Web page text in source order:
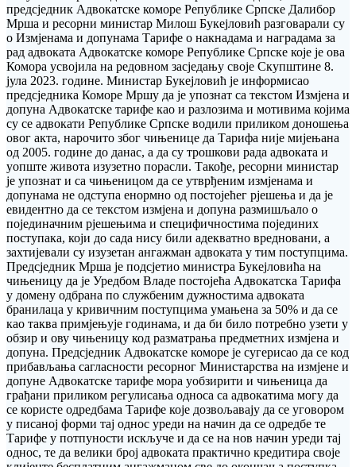
предсједник Адвокатске коморе Републике Српске Далибор
Мрша и ресорни министар Милош Букејловић разговарали су
о Измјенама и допунама Тарифе о накнадама и наградама за
рад адвоката Адвокатске коморе Републике Српске које је ова
Комора усвојила на редовном засједању своје Скупштине 8.
јула 2023. године. Министар Букејловић је информисао
предсједника Коморе Мршу да је упознат са текстом Измјена и
допуна Адвокатске тарифе као и разлозима и мотивима којима
су се адвокати Републике Српске водили приликом доношења
овог акта, нарочито због чињенице да Тарифа није мијењана
од 2005. године до данас, а да су трошкови рада адвоката и
уопште живота изузетно порасли. Такође, ресорни министар
је упознат и са чињеницом да се утврђеним измјенама и
допунама не одступа енормно од постојећег рјешења и да је
евидентно да се текстом измјена и допуна размишљало о
појединачним рјешењима и специфичностима појединих
поступака, који до сада нису били адекватно вредновани, а
захтијевали су изузетан ангажман адвоката у тим поступцима.
Предсједник Мрша је подсјетио министра Букејловића на
чињеницу да је Уредбом Владе постојећа Адвокатска Тарифа
у домену одбрана по службеним дужностима адвоката
бранилаца у кривичним поступцима умањена за 50% и да се
као таква примјењује годинама, и да би било потребно узети у
обзир и ову чињеницу код разматрања предметних измјена и
допуна. Предсједник Адвокатске коморе је сугерисао да се код
прибављања сагласности ресорног Министарства на измјене и
допуне Адвокатске тарифе мора уобзирити и чињеница да
грађани приликом регулисања односа са адвокатима могу да
се користе одредбама Тарифе које дозвољавају да се уговором
у писаној форми тај однос уреди на начин да се одредбе те
Тарифе у потпуности искључе и да се на нов начин уреди тај
однос, те да велики број адвоката практично кредитира своје